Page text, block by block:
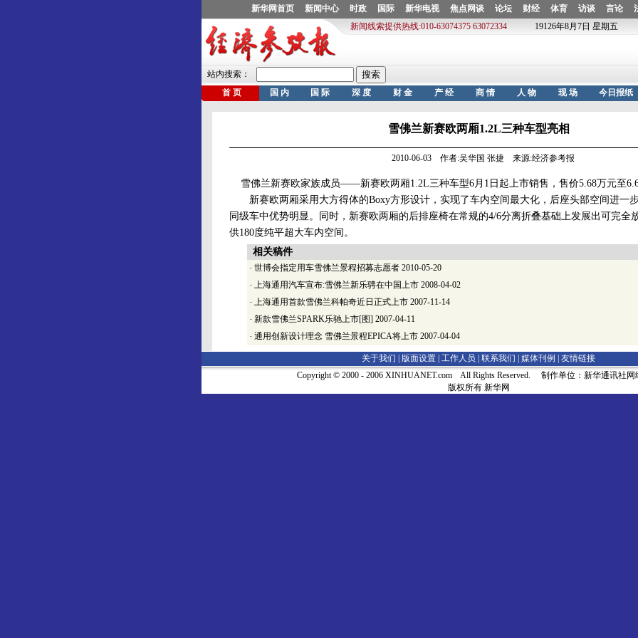
雪佛兰新赛欧两厢1.2L三种车型亮相
2010-06-03 作者:吴华国 张捷 来源:经济参考报
雪佛兰新赛欧家族成员——新赛欧两厢1.2L三种车型6月1日起上市销售，售价5.68万元至
新赛欧两厢采用大方得体的Boxy方形设计，实现了车内空间最大化，后座头部空间进一
同级车中优势明显。同时，新赛欧两厢的后排座椅在常规的4/6分离折叠基础上发展出可完全
供180度纯平超大车内空间。
相关稿件
· 世博会指定用车雪佛兰景程招募志愿者 2010-05-20
· 上海通用汽车宣布:雪佛兰新乐骋在中国上市 2008-04-02
· 上海通用首款雪佛兰科帕奇近日正式上市 2007-11-14
· 新款雪佛兰SPARK乐驰上市[图] 2007-04-11
· 通用创新设计理念 雪佛兰景程EPICA将上市 2007-04-04
关于我们 | 版面设置 工作人员 联系我们 媒体刊例
友情链接
Copyright © 2000 - 2006 XINHUANET.com All Rights Reserved. 制作单位：新华通讯社网
版权所有 新华网